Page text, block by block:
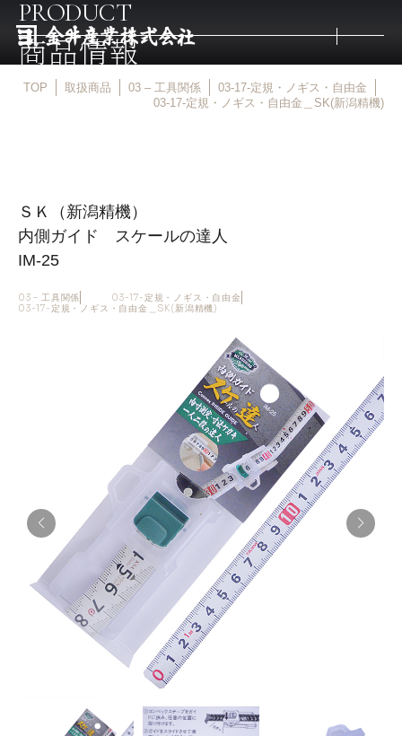
トップ
取扱メーカー
お問い合わせはこちら
PRODUCT
商品情報
TOP 取扱商品 03 – 工具関係
03-17-定規・ノギス・自由金
03-17-定規・ノギス・自由金＿SK(新潟精機)
ＳＫ（新潟精機）
内側ガイド スケールの達人
IM-25
03 – 工具関係
03-17-定規・ノギス・自由金
03-17-定規・ノギス・自由金＿SK(新潟精機)